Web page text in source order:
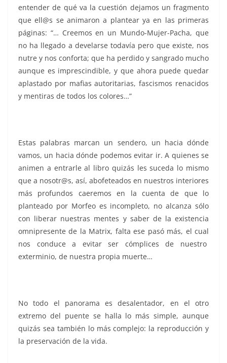
entender de qué va la cuestión dejamos un fragmento
que ell@s se animaron a plantear ya en las primeras
páginas: “… Creemos en un Mundo-Mujer-Pacha, que
no ha llegado a develarse todavía pero que existe, nos
nutre y nos conforta; que ha perdido y sangrado mucho
aunque es imprescindible, y que ahora puede quedar
aplastado por mafias autoritarias, fascismos renacidos
y mentiras de todos los colores…”
Estas palabras marcan un sendero, un hacia dónde
vamos, un hacia dónde podemos evitar ir. A quienes se
animen a entrarle al libro quizás les suceda lo mismo
que a nosotr@s, así, abofeteados en nuestros interiores
más profundos caeremos en la cuenta de que lo
planteado por Morfeo es incompleto, no alcanza sólo
con liberar nuestras mentes y saber de la existencia
omnipresente de la Matrix, falta ese pasó más, el cual
nos conduce a evitar ser cómplices de nuestro
exterminio, de nuestra propia muerte…
No todo el panorama es desalentador, en el otro
extremo del puente se halla lo más simple, aunque
quizás sea también lo más complejo: la reproducción y
la preservación de la vida.